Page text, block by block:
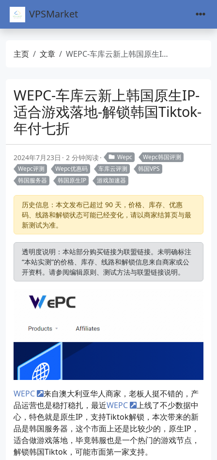
VPSMarket
主页 文章 WEPC-车库云新上韩国原生IP-适合游戏落地-解锁韩国Tiktok-年付七折
WEPC-车库云新上韩国原生IP-
适合游戏落地-解锁韩国Tiktok-
年付七折
2024年7月23日 2 分钟阅读 Wepc
Wepc韩国评测
Wepc评测
Wepc优惠码 车库云评测
韩国VPS
韩国服务器
韩国原生IP 游戏加速器
历史信息：本文发布已超过 90 天，价格、库存、优惠
码、线路和解锁状态可能已经变化，请以商家结算页与最
新测试为准。
透明度说明：本站部分购买链接为联盟链接。未明确标注
“本站实测”的价格、库存、线路和解锁信息来自商家或公
开资料。请参阅编辑原则、 测试方法与联盟链接说明。
WEPC
来自澳大利亚华人商家，老板人挺不错的，产
品运营也是稳打稳扎，最近WEPC
上线了不少数据中
心，特色就是原生IP，支持Tiktok解锁，本次带来的新
品是韩国服务器，这个市面上还是比较少的，原生IP，
适合做游戏落地，毕竟韩服也是一个热门的游戏节点，
解锁韩国Tiktok，可能市面第一家支持。